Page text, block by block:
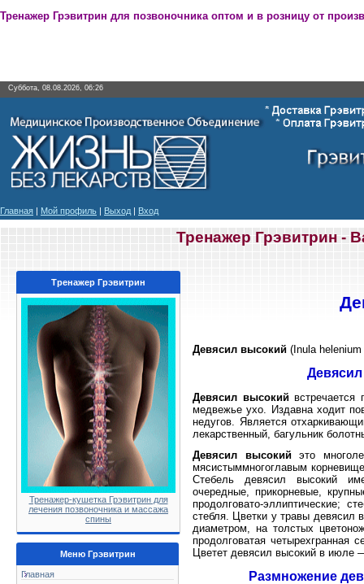
Тренажер Грэвитрин для позвоночника оптом и в розницу от
Суббота, 08.08.2026, 06:26
Главная | Мой профиль | Выход | Вход
Тренажер Грэвитрин -
Тренажер Грэвитрин
Тренажер-кушетка Грэвитрин для
лечения позвоночника и массажа
спины
Меню Грэвитрин
Главная
Девясил высокий (Inula
Девясил высокийвстречается
медвежье ухо. Издавна ходит
недугов. Является
лекарственный, багульник
Девясил высокийэто
мясистыммногоглавым
Стебель девясил высокий
очередные, прикорневые,
продолговато-эллиптические;
стебля. Цветки у травы девясил
диаметром, на толстых
продолговатая
Цветет девясил высокий в июле
Размножение